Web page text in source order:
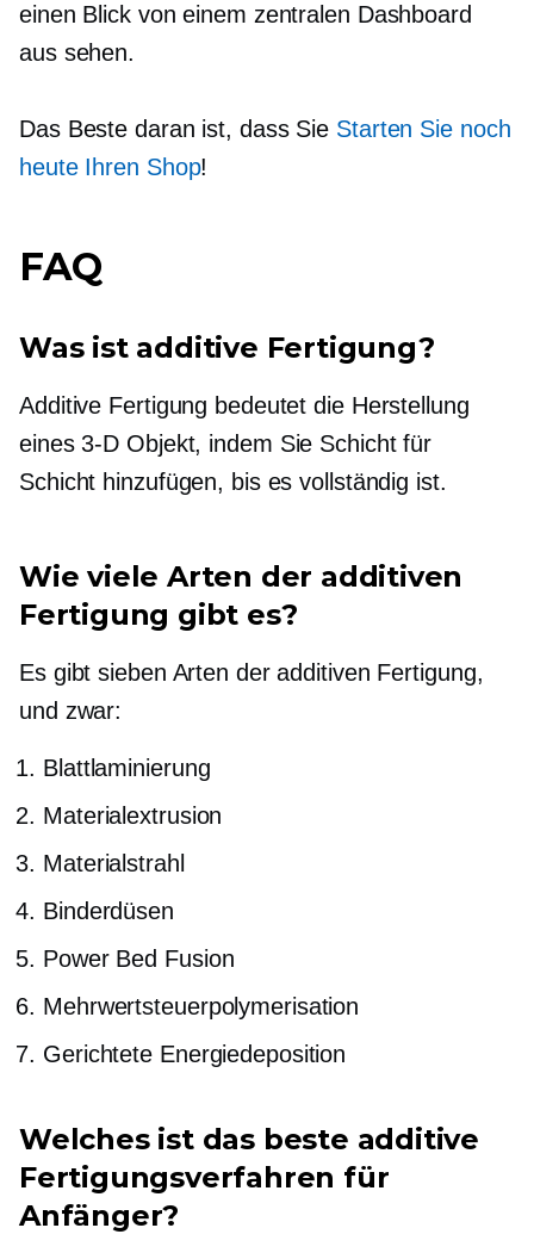
einen Blick von einem zentralen Dashboard
aus sehen.
Das Beste daran ist, dass Sie Starten Sie noch
heute Ihren Shop!
FAQ
Was ist additive Fertigung?
Additive Fertigung bedeutet die Herstellung
eines3-D Objekt, indem Sie Schicht für
Schicht hinzufügen, bis es vollständig ist.
Wie viele Arten der additiven
Fertigung gibt es?
Es gibt sieben Arten der additiven Fertigung,
und zwar:
Blattlaminierung
Materialextrusion
Materialstrahl
Binderdüsen
Power Bed Fusion
Mehrwertsteuerpolymerisation
Gerichtete Energiedeposition
Welches ist das beste additive
Fertigungsverfahren für
Anfänger?